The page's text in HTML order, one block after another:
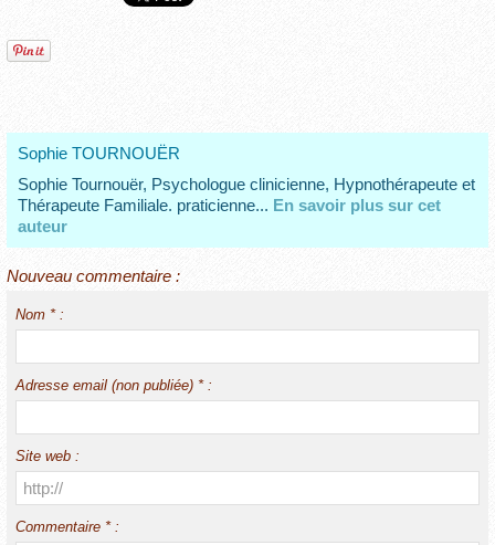
Sophie TOURNOUËR
Sophie Tournouër, Psychologue clinicienne, Hypnothérapeute et
Thérapeute Familiale. praticienne... En savoir plus sur cet
auteur
Nouveau commentaire :
Nom * :
Adresse email (non publiée) * :
Site web :
Commentaire * :